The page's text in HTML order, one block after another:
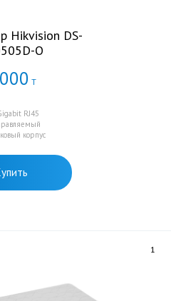
Hikvision DS-
O
000 Т
RJ45
корпус
1